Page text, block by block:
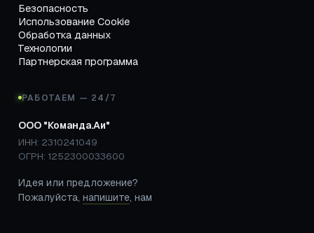
Безопасность
Использование Cookie
Обработка данных
Технологии
Партнерская программа
РАБОТАЕМ — 24/7
ООО "Команда.Аи"
ИНН: 2310241049
ОГРН: 1252300033600
Идея или предложение?
Пожалуйста, напишите, нам